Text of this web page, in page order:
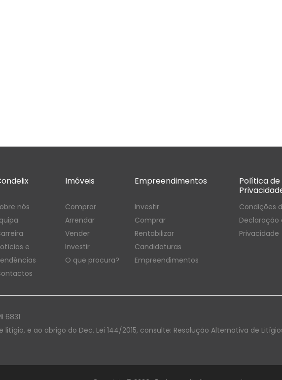
nós
e
Imóveis
Comprar
Arrendar
Vender
Investir
O que procura?
Empreendimentos
Investir
Comprar
Rentabilizar
Candidaturas
Empreendimentos
Política de
Condições
Declaração
Privacidade
6831
litígio, e ao abrigo do Dec. Lei 144/2015, consulte: Resolução Alternativa de